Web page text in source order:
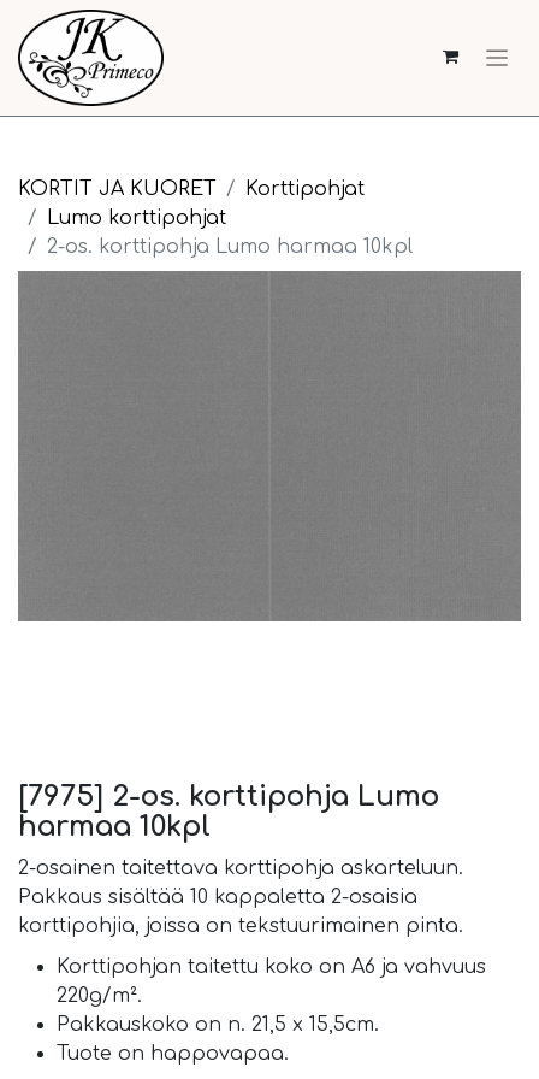
KORTIT JA KUORET
Korttipohjat
Lumo korttipohjat
2-os. korttipohja Lumo harmaa 10kpl
[7975] 2-os. korttipohja Lumo
harmaa 10kpl
2-osainen taitettava korttipohja askarteluun.
Pakkaus sisältää 10 kappaletta 2-osaisia
korttipohjia, joissa on tekstuurimainen pinta.
Korttipohjan taitettu koko on A6 ja vahvuus
220g/m².
Pakkauskoko on n. 21,5 x 15,5cm.
Tuote on happovapaa.